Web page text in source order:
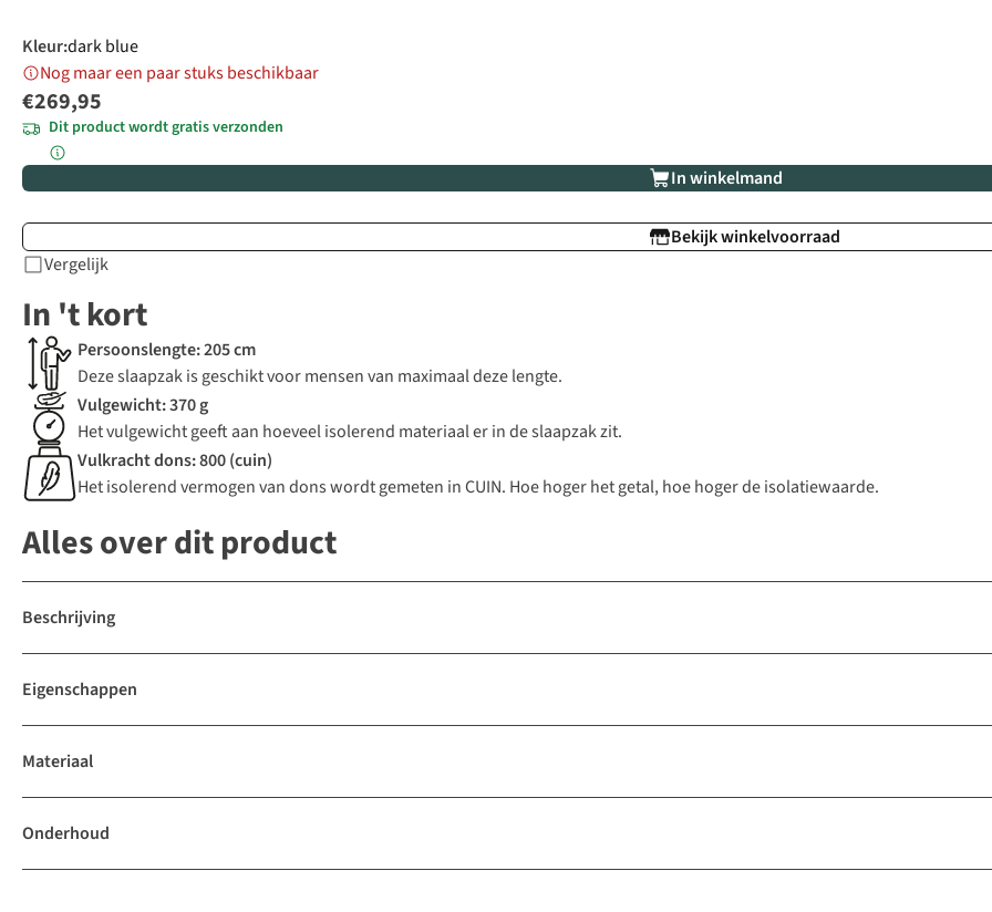
Kleur:dark blue
Nog maar een paar stuks beschikbaar
€269,95
Dit product wordt gratis verzonden
In winkelmand
Bekijk winkelvoorraad
Vergelijk
In 't kort
Persoonslengte: 205 cm
Deze slaapzak is geschikt voor mensen van maximaal deze lengte.
Vulgewicht: 370 g
Het vulgewicht geeft aan hoeveel isolerend materiaal er in de slaapzak zit.
Vulkracht dons: 800 (cuin)
Het isolerend vermogen van dons wordt gemeten in CUIN. Hoe hoger het getal, hoe hoger de isolatiewaarde.
Alles over dit product
Beschrijving
Eigenschappen
Materiaal
Onderhoud